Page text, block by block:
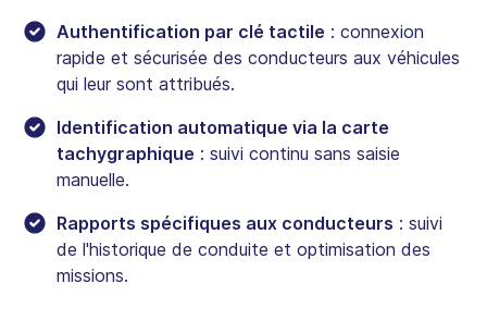
Authentification par clé tactile : connexion
rapide et sécurisée des conducteurs aux véhicules
qui leur sont attribués.
Identification automatique via la carte
tachygraphique : suivi continu sans saisie
manuelle.
Rapports spécifiques aux conducteurs : suivi
de l'historique de conduite et optimisation des
missions.